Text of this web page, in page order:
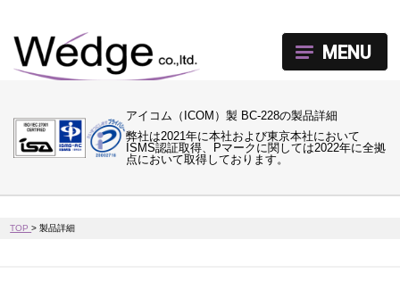
アイコム（ICOM）製 BC-228の製品詳細
弊社は2021年に本社および東京本社において
ISMS認証取得、Pマークに関しては2022年に全拠
点において取得しております。
MENU
TOP>製品詳細